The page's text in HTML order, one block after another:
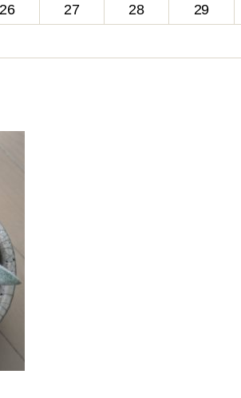
26 27 28 29